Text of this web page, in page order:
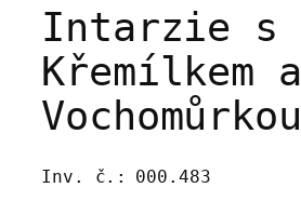
Intarzie s
Křemílkem a
Vochomůrkou
Inv. č.: 000.483